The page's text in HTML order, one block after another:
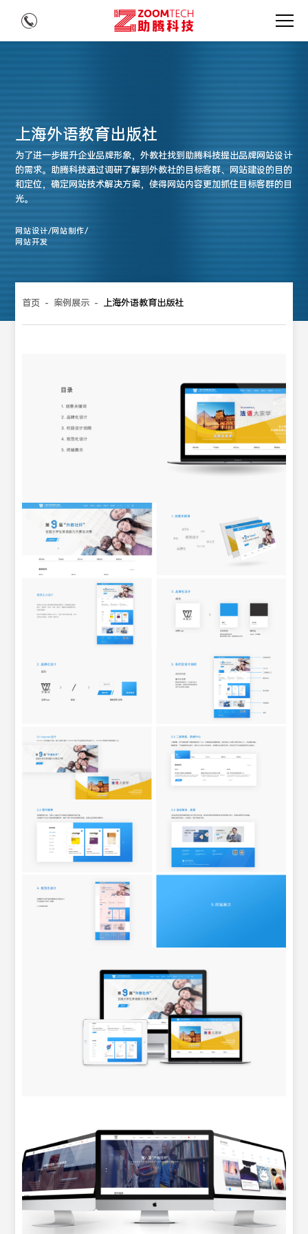
上海外语教育出版社
为了进一步提升企业品牌形象，外教社找到助腾科技提出品牌网站设计
的需求。助腾科技通过调研了解到外教社的目标客群、网站建设的目的
和定位，确定网站技术解决方案，使得网站内容更加抓住目标客群的目
光。
网站设计/网站制作/
网站开发
首页 - 案例展示 - 上海外语教育出版社